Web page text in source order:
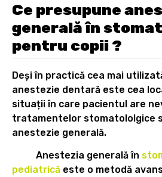
Ce presupune
generală în
pentru copii ?
Deși în practică cea mai
anestezie dentară este cea
situații în care pacientul are
tratamentelor stomatololgice
anestezie generală.
Anestezia generală în
pediatrică este o metodă